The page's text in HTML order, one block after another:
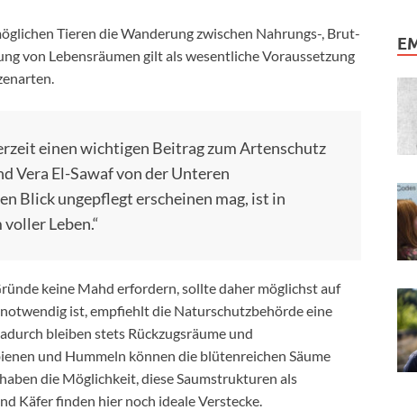
Tieren die Wanderung zwischen Nahrungs-, Brut-
von Lebensräumen gilt als wesentliche Voraussetzung
einen wichtigen Beitrag zum Artenschutz
Vera El-Sawaf von der Unteren
Blick ungepflegt erscheinen mag, ist in
Leben.“
keine Mahd erfordern, sollte daher möglichst auf
ist, empfiehlt die Naturschutzbehörde eine
bleiben stets Rückzugsräume und
und Hummeln können die blütenreichen Säume
die Möglichkeit, diese Saumstrukturen als
Käfer finden hier noch ideale Verstecke.